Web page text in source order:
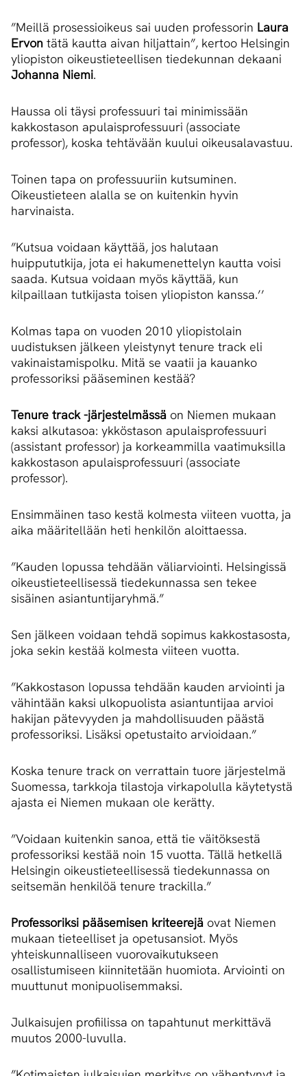
”Meillä prosessioikeus sai uuden professorin Laura
Ervon tätä kautta aivan hiljattain”, kertoo Helsingin
yliopiston oikeustieteellisen tiedekunnan dekaani
Johanna Niemi.
Haussa oli täysi professuuri tai minimissään
kakkostason apulaisprofessuuri (associate
professor), koska tehtävään kuului oikeusalavastuu.
Toinen tapa on professuuriin kutsuminen.
Oikeustieteen alalla se on kuitenkin hyvin
harvinaista.
”Kutsua voidaan käyttää, jos halutaan
huippututkija, jota ei hakumenettelyn kautta voisi
saada. Kutsua voidaan myös käyttää, kun
kilpaillaan tutkijasta toisen yliopiston kanssa.’’
Kolmas tapa on vuoden 2010 yliopistolain
uudistuksen jälkeen yleistynyt tenure track eli
vakinaistamispolku. Mitä se vaatii ja kauanko
professoriksi pääseminen kestää?
Tenure track -järjestelmässä on Niemen mukaan
kaksi alkutasoa: ykköstason apulaisprofessuuri
(assistant professor) ja korkeammilla vaatimuksilla
kakkostason apulaisprofessuuri (associate
professor).
Ensimmäinen taso kestä kolmesta viiteen vuotta, ja
aika määritellään heti henkilön aloittaessa.
”Kauden lopussa tehdään väliarviointi. Helsingissä
oikeustieteellisessä tiedekunnassa sen tekee
sisäinen asiantuntijaryhmä.”
Sen jälkeen voidaan tehdä sopimus kakkostasosta,
joka sekin kestää kolmesta viiteen vuotta.
”Kakkostason lopussa tehdään kauden arviointi ja
vähintään kaksi ulkopuolista asiantuntijaa arvioi
hakijan pätevyyden ja mahdollisuuden päästä
professoriksi. Lisäksi opetustaito arvioidaan.”
Koska tenure track on verrattain tuore järjestelmä
Suomessa, tarkkoja tilastoja virkapolulla käytetystä
ajasta ei Niemen mukaan ole kerätty.
”Voidaan kuitenkin sanoa, että tie väitöksestä
professoriksi kestää noin 15 vuotta. Tällä hetkellä
Helsingin oikeustieteellisessä tiedekunnassa on
seitsemän henkilöä tenure trackilla.”
Professoriksi pääsemisen kriteerejä ovat Niemen
mukaan tieteelliset ja opetusansiot. Myös
yhteiskunnalliseen vuorovaikutukseen
osallistumiseen kiinnitetään huomiota. Arviointi on
muuttunut monipuolisemmaksi.
Julkaisujen profiilissa on tapahtunut merkittävä
muutos 2000-luvulla.